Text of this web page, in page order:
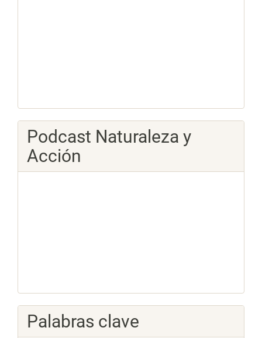
Podcast Naturaleza y
Acción
Palabras clave